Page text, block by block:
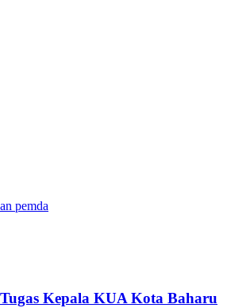
pemda
Kepala KUA Kota Baharu